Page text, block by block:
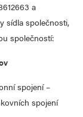
a
sídla společnosti,
společností:
spojení –
spojení